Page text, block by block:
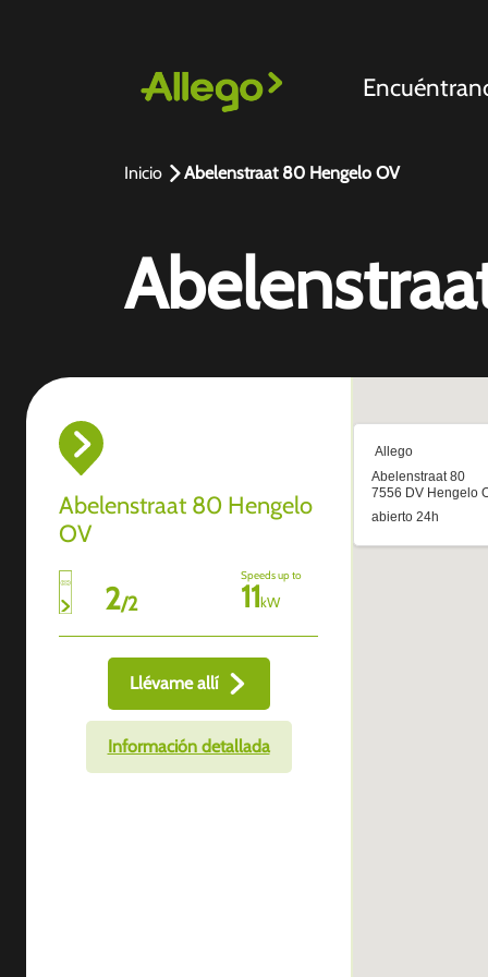
Inicio Abelenstraat 80 Hengelo OV
Abelenstraat 80 Hengelo
OV
2/2
Speeds up to
11kW
Llévame allí
Información detallada